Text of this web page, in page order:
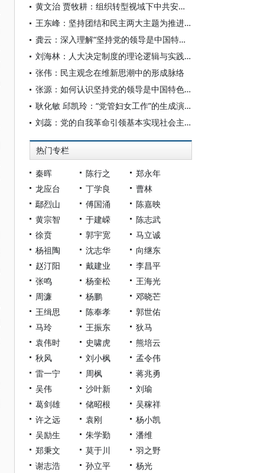
黄文治 贾牧耕：组织转型视域下中共安徽省临时委员会的“两建两废”（1927—1931）
王东峰：坚持团结和民主两大主题为推进中国式现代化广泛凝心聚力
龚云：深入理解“坚持党的领导是中国特色社会主义最本质的特征”
刘海林：人大决定制度的理论逻辑与实践完善
张伟：民主观念在维新思潮中的形成脉络
张源：如何认识坚持党的领导是中国特色社会主义最本质的特征
耿化敏 邱凯玲：“党管妇女工作”的生成演进、理论意涵与知识论价值
刘蕊：党的自我革命引领基本实现社会主义现代化的实践进路探析
热门专栏
秦晖 陈行之
郑永年
龙应台
丁学良
曹林
鄢烈山
傅国涌
陈嘉映
黄宗智
于建嵘
陈志武
徐贲
郭宇宽
马立诚
杨祖陶
沈志华
向继东
赵汀阳
戴建业
李昌平
张鸣
杨奎松
王海光
周濂
杨鹏
邓晓芒
王缉思
陈奉孝
郭世佑
马玲
王振东
狄马
袁伟时
史啸虎
熊培云
秋风
刘小枫
孟令伟
雷一宁
周枫
蒋兆勇
吴伟
沙叶新
刘瑜
葛剑雄
储昭根
吴稼祥
许之远
袁刚
杨小凯
吴励生
朱学勤
潘维
郑秉文
莫于川
羽之野
谢志浩
孙立平 杨光